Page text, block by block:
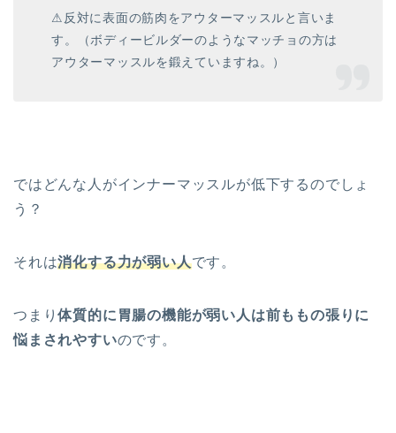
⚠︎反対に表面の筋肉をアウターマッスルと言いま
す。（ボディービルダーのようなマッチョの方は
アウターマッスルを鍛えていますね。）
ではどんな人がインナーマッスルが低下するのでしょ
う？
それは消化する力が弱い人です。
つまり体質的に胃腸の機能が弱い人は前ももの張りに
悩まされやすいのです。